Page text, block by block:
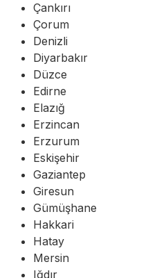
Çankırı
Çorum
Denizli
Diyarbakır
Düzce
Edirne
Elazığ
Erzincan
Erzurum
Eskişehir
Gaziantep
Giresun
Gümüşhane
Hakkari
Hatay
Mersin
Iğdır